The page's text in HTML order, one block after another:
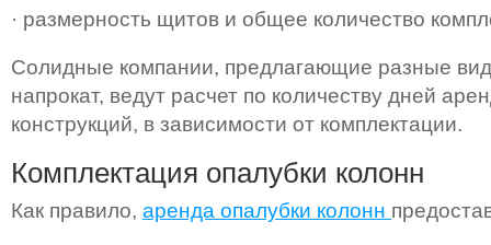
· размерность щитов и общее количество
Солидные компании, предлагающие разные
напрокат, ведут расчет по количеству дней
конструкций, в зависимости от комплектации.
Комплектация опалубки колонн
Как правило, аренда опалубки колонн